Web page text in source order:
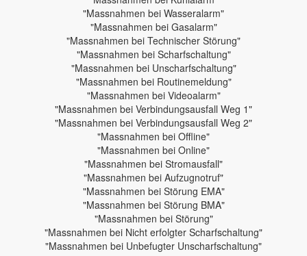
"Massnahmen bei Wasseralarm"
"Massnahmen bei Gasalarm"
"Massnahmen bei Technischer Störung"
"Massnahmen bei Scharfschaltung"
"Massnahmen bei Unscharfschaltung"
"Massnahmen bei Routinemeldung"
"Massnahmen bei Videoalarm"
"Massnahmen bei Verbindungsausfall Weg 1"
"Massnahmen bei Verbindungsausfall Weg 2"
"Massnahmen bei Offline"
"Massnahmen bei Online"
"Massnahmen bei Stromausfall"
"Massnahmen bei Aufzugnotruf"
"Massnahmen bei Störung EMA"
"Massnahmen bei Störung BMA"
"Massnahmen bei Störung"
"Massnahmen bei Nicht erfolgter Scharfschaltung"
"Massnahmen bei Unbefugter Unscharfschaltung"